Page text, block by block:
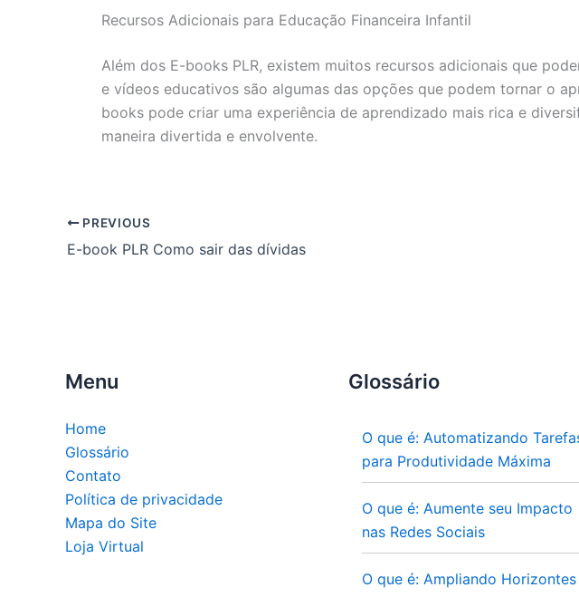
Recursos Adicionais para Educação Financeira Infantil
Além dos E-books PLR, existem muitos recursos adicionais que
e vídeos educativos são algumas das opções que podem tornar o
books pode criar uma experiência de aprendizado mais rica e
maneira divertida e envolvente.
PREVIOUS
E-book PLR Como sair das dívidas
Menu
Home
Glossário
Contato
Política de privacidade
Mapa do Site
Loja Virtual
Glossário
O que é: Automatizando
para Produtividade Máxima
O que é: Aumente seu Impacto
nas Redes Sociais
O que é: Ampliando Horizontes